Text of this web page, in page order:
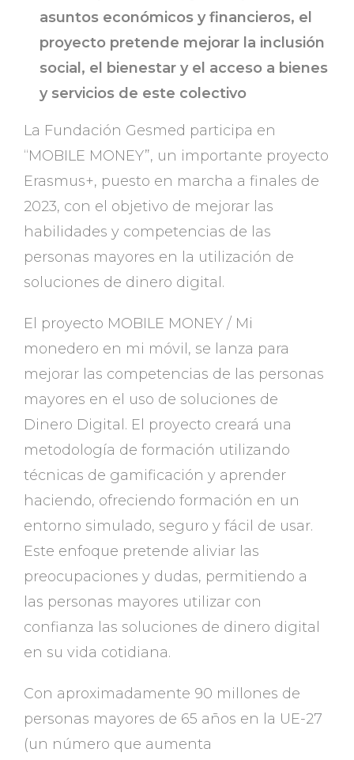
asuntos económicos y financieros, el
proyecto pretende mejorar la inclusión
social, el bienestar y el acceso a bienes
y servicios de este colectivo
La Fundación Gesmed participa en
“MOBILE MONEY”, un importante proyecto
Erasmus+, puesto en marcha a finales de
2023, con el objetivo de mejorar las
habilidades y competencias de las
personas mayores en la utilización de
soluciones de dinero digital.
El proyecto MOBILE MONEY / Mi
monedero en mi móvil, se lanza para
mejorar las competencias de las personas
mayores en el uso de soluciones de
Dinero Digital. El proyecto creará una
metodología de formación utilizando
técnicas de gamificación y aprender
haciendo, ofreciendo formación en un
entorno simulado, seguro y fácil de usar.
Este enfoque pretende aliviar las
preocupaciones y dudas, permitiendo a
las personas mayores utilizar con
confianza las soluciones de dinero digital
en su vida cotidiana.
Con aproximadamente 90 millones de
personas mayores de 65 años en la UE-27
(un número que aumenta